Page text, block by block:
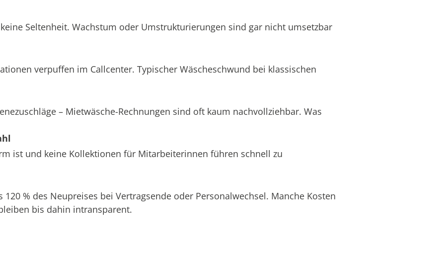
Seltenheit. Wachstum oder Umstrukturierungen sind gar nicht umsetzbar
verpuffen im Callcenter. Typischer Wäscheschwund bei klassischen
– Mietwäsche-Rechnungen sind oft kaum nachvollziehbar. Was
ist und keine Kollektionen für Mitarbeiterinnen führen schnell zu
% des Neupreises bei Vertragsende oder Personalwechsel. Manche Kosten
bis dahin intransparent.